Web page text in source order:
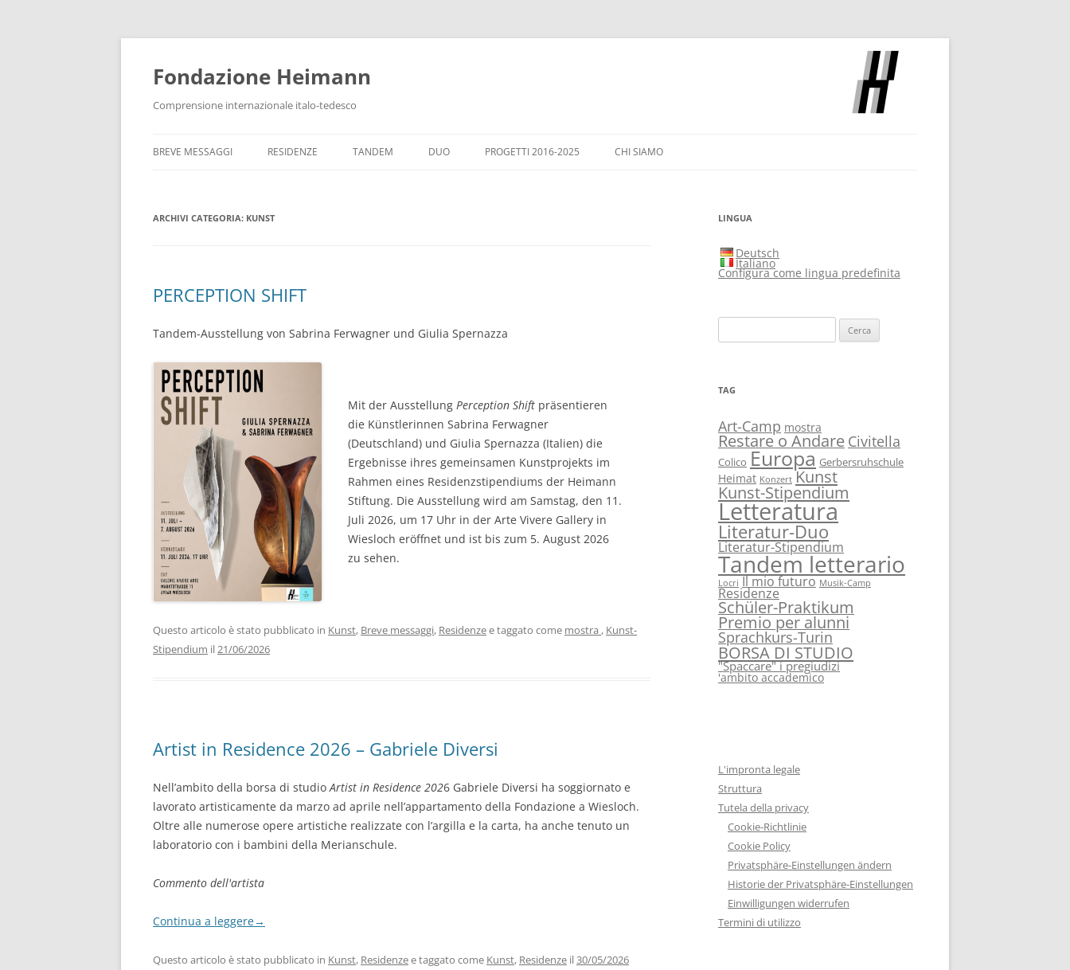
Vai
contenuto
Fondazione Heimann
Comprensione internazionale italo-tedesco
BREVE MESSAGGI RESIDENZE TANDEM DUO PROGETTI 2016-2025 CHI SIAMO
CASA ITALIA - WIESLOCH
ARCHIVI CATEGORIA: KUNST
PERCEPTION SHIFT
Tandem-Ausstellung von Sabrina Ferwagner und Giulia Spernazza
Mit der AusstellungPerception Shift präsentieren
die Künstlerinnen Sabrina Ferwagner
(Deutschland) und Giulia Spernazza (Italien) die
Ergebnisse ihres gemeinsamen Kunstprojekts im
Rahmen eines Residenzstipendiums der Heimann
Stiftung. Die Ausstellung wird am Samstag, den 11.
Juli 2026, um 17 Uhr in der Arte Vivere Gallery in
Wiesloch eröffnet und ist bis zum 5. August 2026
zu sehen.
Questo articolo è stato pubblicato in Kunst, Breve messaggi, Residenzee taggato come mostra , Kunst-
Stipendium il21/06/2026
Artist in Residence 2026 – Gabriele Diversi
Nell’ambito della borsa di studioArtist in Residence 2026 Gabriele Diversi ha soggiornato e
lavorato artisticamente da marzo ad aprile nell’appartamento della Fondazione a Wiesloch.
Oltre alle numerose opere artistiche realizzate con l’argilla e la carta, ha anche tenuto un
laboratorio con i bambini della Merianschule.
Commento dell'artista
Continua a leggere→
Questo articolo è stato pubblicato in Kunst, Residenzee taggato come Kunst, Residenze il30/05/2026
LINGUA
Deutsch
Italiano
Configura come lingua predefinita
per:
TAG
Art-Camp mostra
Restare o Andare Civitella
Colico Europa Gerbersruhschule
Heimat Konzert Kunst
Kunst-Stipendium
Letteratura
Literatur-Duo
Literatur-Stipendium
Tandem letterario
Locri Il mio futuro Musik-Camp
Residenze
Schüler-Praktikum
Premio per alunni
Sprachkurs-Turin
BORSA DI STUDIO
"Spaccare" i pregiudizi
'ambito accademico
L'impronta legale
Struttura
Tutela della privacy
Cookie-Richtlinie
Cookie Policy
Privatsphäre-Einstellungen ändern
Historie der Privatsphäre-Einstellungen
Einwilligungen widerrufen
Termini di utilizzo